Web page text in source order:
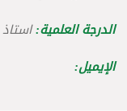
الدرجة العلمية:
الإيميل: